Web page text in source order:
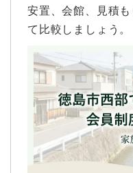
安置、会館、見積
て比較しましょう。